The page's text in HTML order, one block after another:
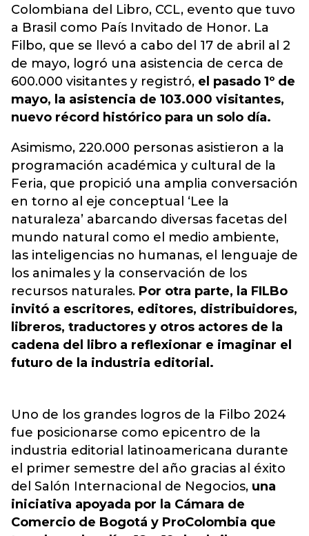
Colombiana del Libro, CCL, evento que tuvo
a Brasil como País Invitado de Honor. La
Filbo, que se llevó a cabo del 17 de abril al 2
de mayo, logró una asistencia de cerca de
600.000 visitantes y registró, el pasado 1º de
mayo, la asistencia de 103.000 visitantes,
nuevo récord histórico para un solo día.
Asimismo, 220.000 personas asistieron a la
programación académica y cultural de la
Feria, que propició una amplia conversación
en torno al eje conceptual ‘Lee la
naturaleza’ abarcando diversas facetas del
mundo natural como el medio ambiente,
las inteligencias no humanas, el lenguaje de
los animales y la conservación de los
recursos naturales. Por otra parte, la FILBo
invitó a escritores, editores, distribuidores,
libreros, traductores y otros actores de la
cadena del libro a reflexionar e imaginar el
futuro de la industria editorial.
Uno de los grandes logros de la Filbo 2024
fue posicionarse como epicentro de la
industria editorial latinoamericana durante
el primer semestre del año gracias al éxito
del Salón Internacional de Negocios, una
iniciativa apoyada por la Cámara de
Comercio de Bogotá y ProColombia que